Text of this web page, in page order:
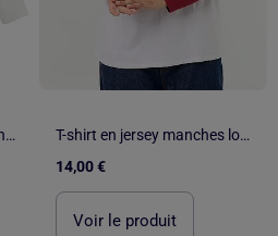
Lot de 2 bodies bébé manches longues Harmony
T-shirt en jersey manches longues raglan
14,00 €
Voir le produit